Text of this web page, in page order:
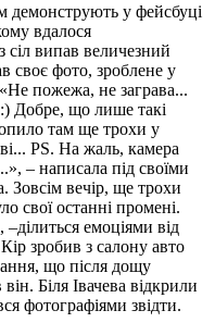
демонструють у фейсбуці
вдалося
сіл випав величезний
фото, зроблене у
пожежа, не заграва...
Добре, що лише такі
там ще трохи у
РS. На жаль, камера
– написала під своїми
вечір, ще трохи
свої останні промені.
емоціями від
зробив з салону авто
що після дощу
Біля Івачева відкрили
фотографіями звідти.